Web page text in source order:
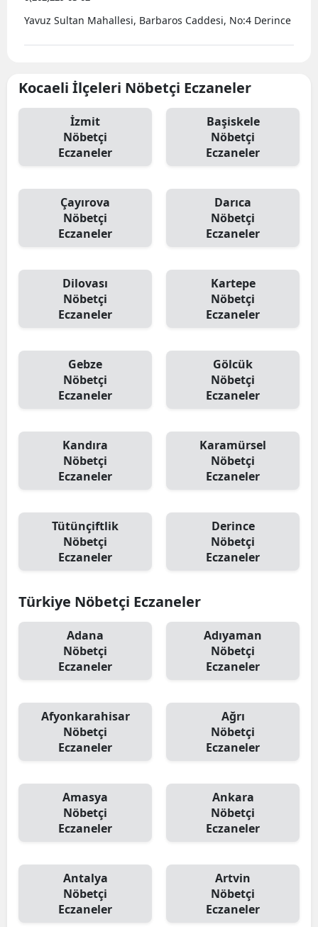
Yavuz Sultan Mahallesi, Barbaros Caddesi, No:4 Derince
Kocaeli İlçeleri Nöbetçi Eczaneler
İzmit
Nöbetçi
Eczaneler
Başiskele
Nöbetçi
Eczaneler
Çayırova
Nöbetçi
Eczaneler
Darıca
Nöbetçi
Eczaneler
Dilovası
Nöbetçi
Eczaneler
Kartepe
Nöbetçi
Eczaneler
Gebze
Nöbetçi
Eczaneler
Gölcük
Nöbetçi
Eczaneler
Kandıra
Nöbetçi
Eczaneler
Karamürsel
Nöbetçi
Eczaneler
Tütünçiftlik
Nöbetçi
Eczaneler
Derince
Nöbetçi
Eczaneler
Türkiye Nöbetçi Eczaneler
Adana
Nöbetçi
Eczaneler
Adıyaman
Nöbetçi
Eczaneler
Afyonkarahisar
Nöbetçi
Eczaneler
Ağrı
Nöbetçi
Eczaneler
Amasya
Nöbetçi
Eczaneler
Ankara
Nöbetçi
Eczaneler
Antalya
Nöbetçi
Eczaneler
Artvin
Nöbetçi
Eczaneler